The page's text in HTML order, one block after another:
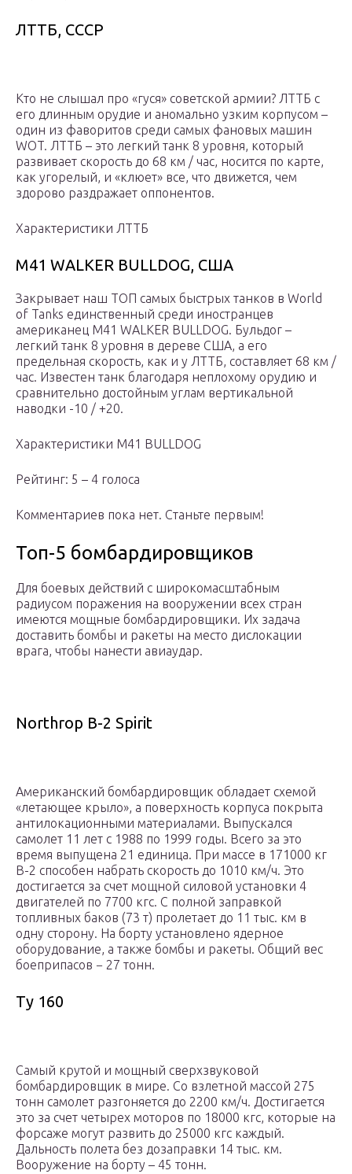
ЛТТБ, СССР
Кто не слышал про «гуся» советской армии? ЛТТБ с
его длинным орудие и аномально узким корпусом –
один из фаворитов среди самых фановых машин
WOT. ЛТТБ – это легкий танк 8 уровня, который
развивает скорость до 68 км / час, носится по карте,
как угорелый, и «клюет» все, что движется, чем
здорово раздражает оппонентов.
Характеристики ЛТТБ
M41 WALKER BULLDOG, США
Закрывает наш ТОП самых быстрых танков в World
of Tanks единственный среди иностранцев
американец M41 WALKER BULLDOG. Бульдог –
легкий танк 8 уровня в дереве США, а его
предельная скорость, как и у ЛТТБ, составляет 68 км /
час. Известен танк благодаря неплохому орудию и
сравнительно достойным углам вертикальной
наводки -10 / +20.
Характеристики M41 BULLDOG
Рейтинг: 5 – 4 голоса
Комментариев пока нет. Станьте первым!
Топ-5 бомбардировщиков
Для боевых действий с широкомасштабным
радиусом поражения на вооружении всех стран
имеются мощные бомбардировщики. Их задача
доставить бомбы и ракеты на место дислокации
врага, чтобы нанести авиаудар.
Northrop B-2 Spirit
Американский бомбардировщик обладает схемой
«летающее крыло», а поверхность корпуса покрыта
антилокационными материалами. Выпускался
самолет 11 лет с 1988 по 1999 годы. Всего за это
время выпущена 21 единица. При массе в 171000 кг
В-2 способен набрать скорость до 1010 км/ч. Это
достигается за счет мощной силовой установки 4
двигателей по 7700 кгс. С полной заправкой
топливных баков (73 т) пролетает до 11 тыс. км в
одну сторону. На борту установлено ядерное
оборудование, а также бомбы и ракеты. Общий вес
боеприпасов − 27 тонн.
Ту 160
Самый крутой и мощный сверхзвуковой
бомбардировщик в мире. Со взлетной массой 275
тонн самолет разгоняется до 2200 км/ч. Достигается
это за счет четырех моторов по 18000 кгс, которые на
форсаже могут развить до 25000 кгс каждый.
Дальность полета без дозаправки 14 тыс. км.
Вооружение на борту – 45 тонн.